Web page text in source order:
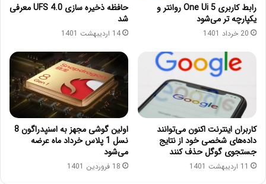
رابط کاربری One Ui 5 روانتر و
یکپارچه تر می‌شود
20 خرداد 1401
حافظه‌ ذخیره سازی UFS 4.0 معرفی
شد
14 اردیبهشت 1401
کاربران اینترنت اکنون می‌توانند
داده‌های شخصی خود از نتایج
جستجوی گوگل حذف کنند
11 اردیبهشت 1401
اولین گوشی مجهز به اسنپدراگون 8
نسل 1 پلاس خرداد ماه عرضه
می‌شود
18 فروردین 1401